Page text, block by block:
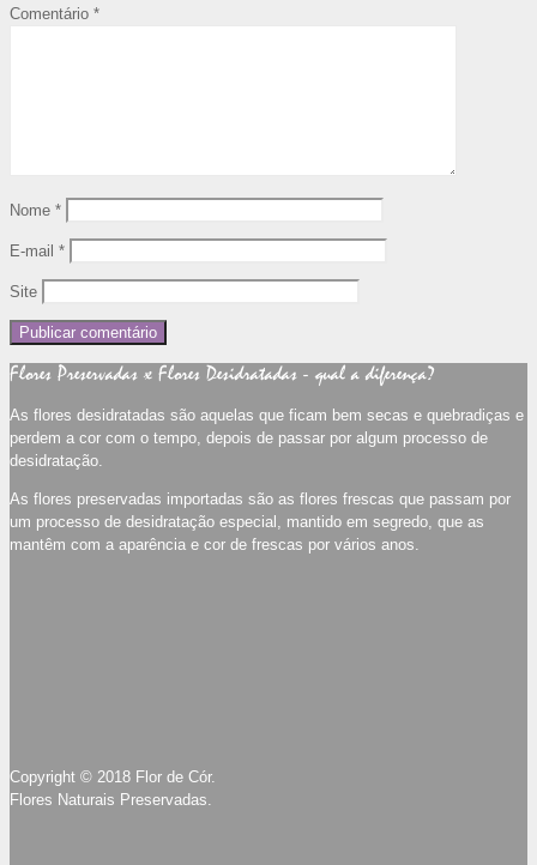
Comentário *
Nome *
E-mail *
Site
Flores Preservadas x Flores Desidratadas - qual a diferença?
As flores desidratadas são aquelas que ficam bem secas e quebradiças e
perdem a cor com o tempo, depois de passar por algum processo de
desidratação.
As flores preservadas importadas são as flores frescas que passam por
um processo de desidratação especial, mantido em segredo, que as
mantêm com a aparência e cor de frescas por vários anos.
Copyright © 2018 Flor de Cór.
Flores Naturais Preservadas.